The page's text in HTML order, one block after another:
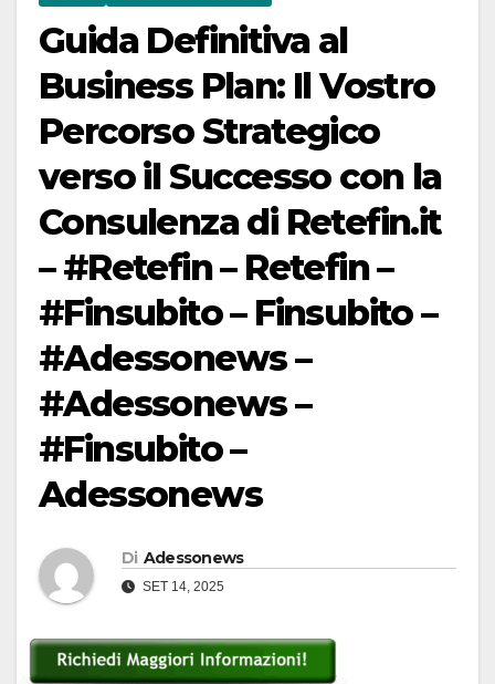
Guida Definitiva al
Business Plan: Il Vostro
Percorso Strategico
verso il Successo con la
Consulenza di Retefin.it
– #Retefin – Retefin –
#Finsubito – Finsubito –
#Adessonews –
#Adessonews –
#Finsubito –
Adessonews
Di Adessonews
SET 14, 2025